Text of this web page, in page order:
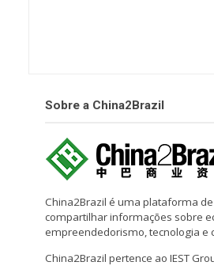
Sobre a China2Brazil
China2Brazil é uma plataforma
compartilhar informações sobre
empreendedorismo, tecnologia e
China2Brazil pertence ao IEST